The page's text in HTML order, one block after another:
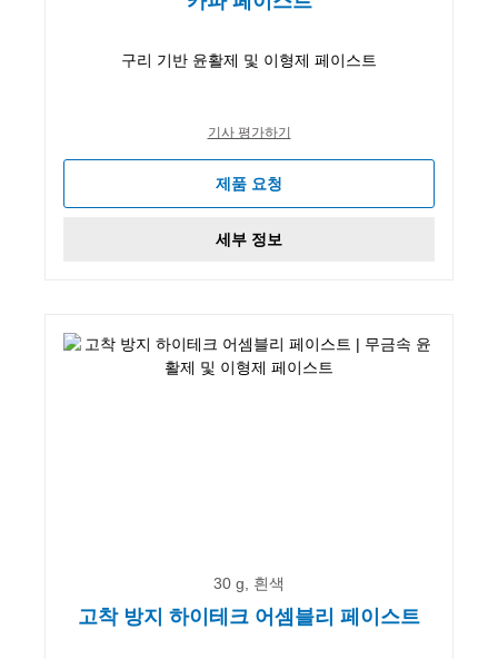
구리 기반 윤활제 및 이형제 페이스트
기사 평가하기
제품 요청
세부 정보
30 g, 흰색
고착 방지 하이테크 어셈블리 페이스트